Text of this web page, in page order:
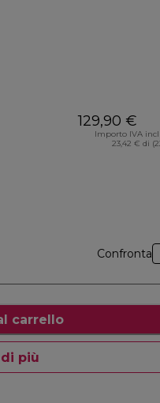
129,90 €
Importo IVA
23,42 € di
Confronta
carrello
più